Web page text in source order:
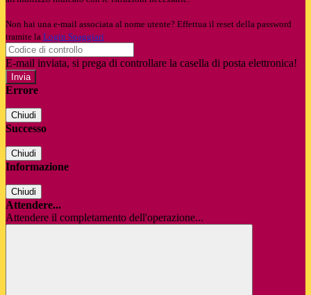
Non hai una e-mail associata al nome utente? Effettua il reset della password
tramite la Login Spaggiari
E-mail inviata, si prega di controllare la casella di posta elettronica!
Errore
Chiudi
Successo
Chiudi
Informazione
Chiudi
Attendere...
Attendere il completamento dell'operazione...